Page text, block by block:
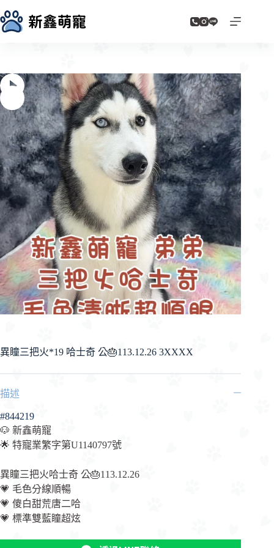
至
容
異瞳三把火*19 哈士奇 公🎂113.12.26 3XXXX
描述
#844219
🐶 新鑫萌寵
🌟 特寵業繁字第U1140797號
異瞳三把火哈士奇 公🎂113.12.26
💗 毛色分線順暢
💗 傻白甜荒唐二哈
💗 標準雙藍瞳超炫